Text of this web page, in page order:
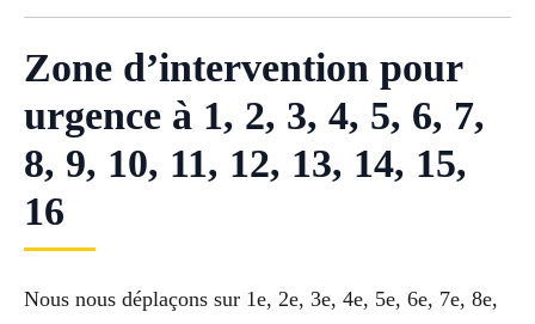
Zone d’intervention pour
urgence à 1, 2, 3, 4, 5, 6, 7,
8, 9, 10, 11, 12, 13, 14, 15,
16
Nous nous déplaçons sur 1e, 2e, 3e, 4e, 5e, 6e, 7e, 8e,